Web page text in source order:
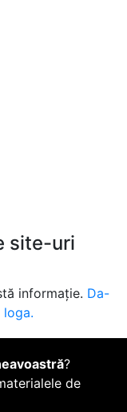
site-uri
informație. Da-
?
de